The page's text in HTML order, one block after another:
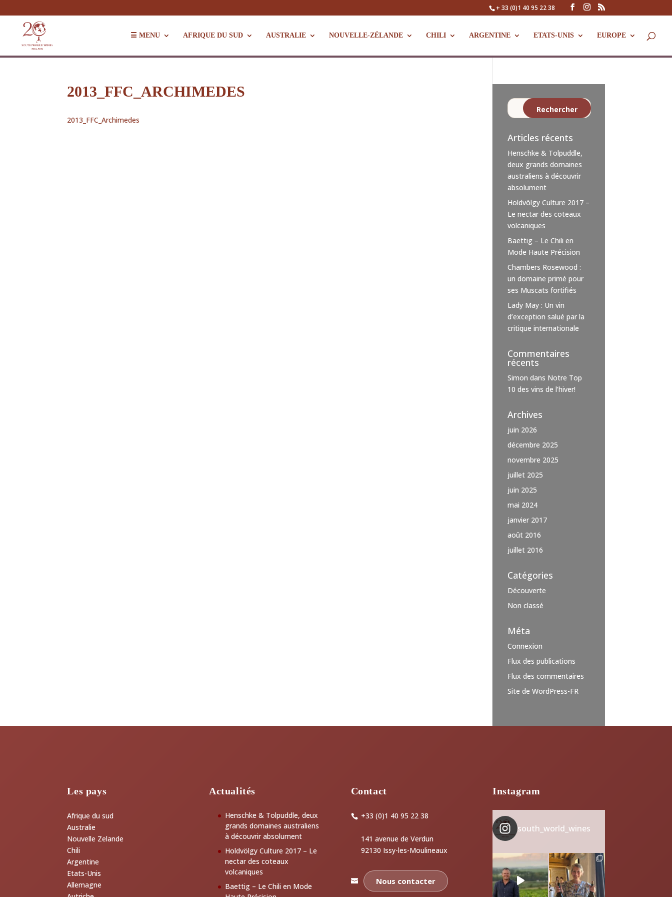
+ 33 (0)1 40 95 22 38
☰ MENU AFRIQUE DU SUD AUSTRALIE NOUVELLE-ZÉLANDE CHILI ARGENTINE ETATS-UNIS EUROPE
2013_FFC_ARCHIMEDES
2013_FFC_Archimedes
Articles récents
Henschke & Tolpuddle,
deux grands domaines
australiens à découvrir
absolument
Holdvölgy Culture 2017 –
Le nectar des coteaux
volcaniques
Baettig – Le Chili en
Mode Haute Précision
Chambers Rosewood :
un domaine primé pour
ses Muscats fortifiés
Lady May : Un vin
d’exception salué par la
critique internationale
Commentaires
récents
Simon dans Notre Top
10 des vins de l’hiver!
Archives
juin 2026
décembre 2025
novembre 2025
juillet 2025
juin 2025
mai 2024
janvier 2017
août 2016
juillet 2016
Catégories
Découverte
Non classé
Méta
Connexion
Flux des publications
Flux des commentaires
Site de WordPress-FR
Les pays
Afrique du sud
Australie
Nouvelle Zelande
Chili
Argentine
Etats-Unis
Allemagne
Actualités
Henschke & Tolpuddle, deux
grands domaines australiens
à découvrir absolument
Holdvölgy Culture 2017 – Le
nectar des coteaux
volcaniques
Baettig – Le Chili en Mode
Contact
+33 (0)1 40 95 22 38
141 avenue de Verdun
92130 Issy-les-Moulineaux
Nous contacter
Instagram
south_world_wines